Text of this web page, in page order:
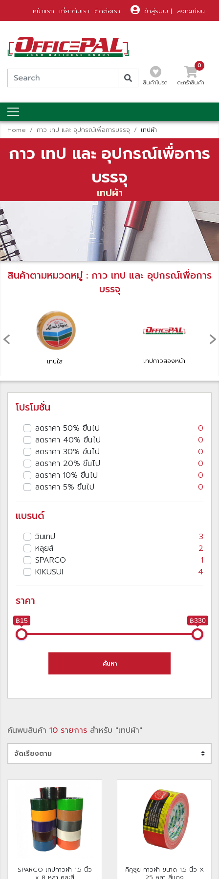
เข้าสู่ระบบ | ลงทะเบียน
หน้าแรก เกี่ยวกับเรา ติดต่อเรา
สินค้าโปรด ตะกร้าสินค้า
0
Home กาว เทป และ อุปกรณ์เพื่อการบรรจุ เทปผ้า
กาว เทป และ อุปกรณ์เพื่อการ
บรรจุ
เทปผ้า
สินค้าตามหมวดหมู่ : กาว เทป และ อุปกรณ์เพื่อการ
บรรจุ
เทปใส เทปกาวสองหน้า
‹ ›
โปรโมชั่น
ลดราคา 50% ขึนไป
0
ลดราคา 40% ขึนไป
0
ลดราคา 30% ขึนไป
0
ลดราคา 20% ขึนไป
0
ลดราคา 10% ขึนไป
0
ลดราคา 5% ขึนไป
0
แบรนด์
วินเทป
3
หลุยส์
2
SPARCO
1
KIKUSUI
4
ราคา
฿15 ฿330
ค้นหา
ค้นพบสินค้า 10 รายการ สำหรับ "เทปผ้า"
SPARCO เทปกาวผ้า 1.5 นิ้ว
คิคุซุย กาวผ้า ขนาด 1.5 นิ้ว X